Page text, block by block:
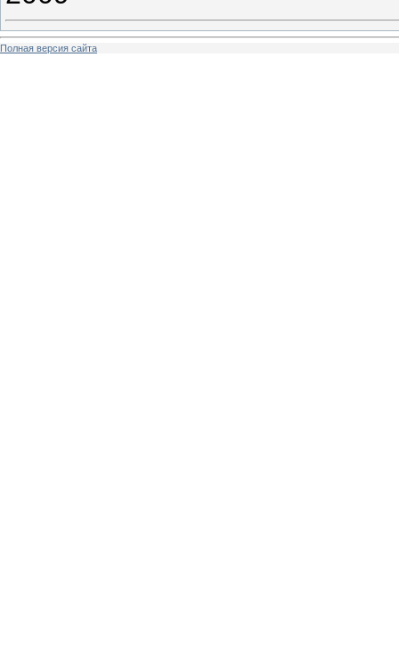
Полная версия сайта